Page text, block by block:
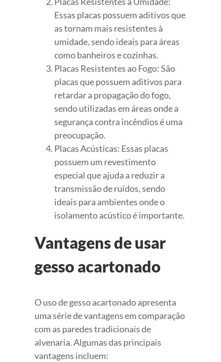
Essas placas possuem aditivos que
as tornam mais resistentes à
umidade, sendo ideais para áreas
como banheiros e cozinhas.
Placas Resistentes ao Fogo: São
placas que possuem aditivos para
retardar a propagação do fogo,
sendo utilizadas em áreas onde a
segurança contra incêndios é uma
preocupação.
Placas Acústicas: Essas placas
possuem um revestimento
especial que ajuda a reduzir a
transmissão de ruídos, sendo
ideais para ambientes onde o
isolamento acústico é importante.
Vantagens de usar
gesso acartonado
O uso de gesso acartonado apresenta
uma série de vantagens em comparação
com as paredes tradicionais de
alvenaria. Algumas das principais
vantagens incluem: